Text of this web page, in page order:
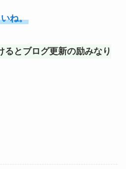
ね。
るとブログ更新の励みなり